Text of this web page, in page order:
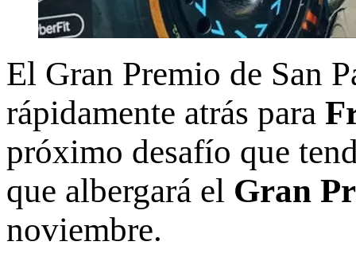
El Gran Premio de San
rápidamente atrás para
próximo desafío que
que albergará el Gran
noviembre.